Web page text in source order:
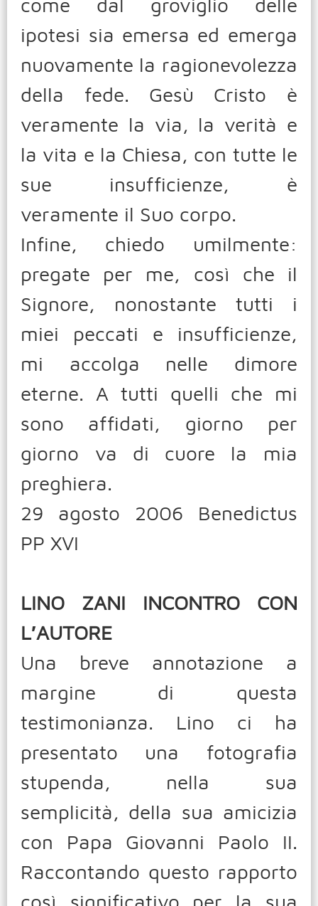
ipotesi sia emersa ed emerga
nuovamente la ragionevolezza
della fede. Gesù Cristo è
veramente la via, la verità e
la vita e la Chiesa, con tutte le
sue insufficienze, è
veramente il Suo corpo.
Infine, chiedo umilmente:
pregate per me, così che il
Signore, nonostante tutti i
miei peccati e insufficienze,
mi accolga nelle dimore
eterne. A tutti quelli che mi
sono affidati, giorno per
giorno va di cuore la mia
preghiera.
29 agosto 2006 Benedictus
PP XVI
LINO ZANI INCONTRO CON
L′AUTORE
Una breve annotazione a
margine di questa
testimonianza. Lino ci ha
presentato una fotografia
stupenda, nella sua
semplicità, della sua amicizia
con Papa Giovanni Paolo II.
Raccontando questo rapporto
così significativo per la sua